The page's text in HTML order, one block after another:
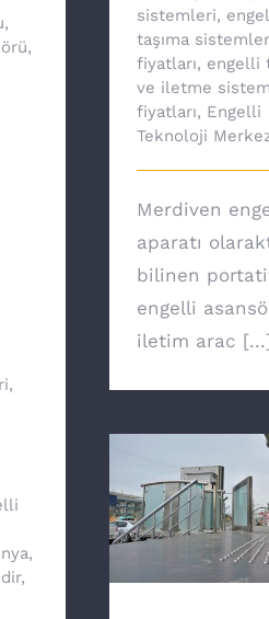
,
,
,
,
,
sistemleri,
taşıma
fiyatları, engelli
ve iletme
fiyatları, Engelli
Teknoloji
Merdiven
aparatı
bilinen
engelli
iletim arac
Açık engelli